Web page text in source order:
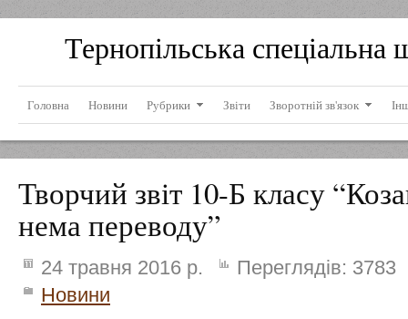
Тернопільська спеціальна
Головна Новини Рубрики Звіти Зворотній зв'язок
Творчий звіт 10-Б класу
нема переводу”
24 травня 2016 р. Переглядів: 3783
Новини